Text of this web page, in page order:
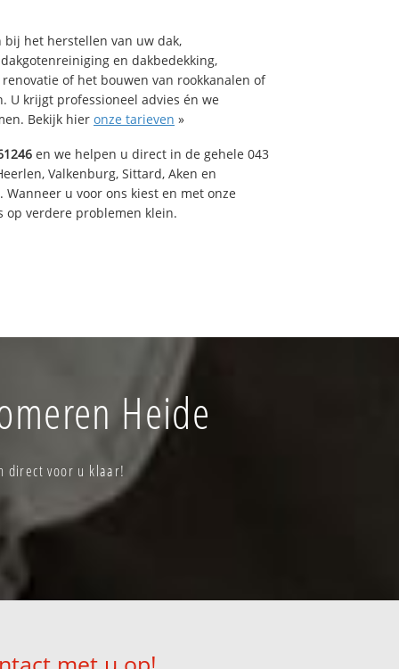
bij het herstellen van uw dak,
en dakbedekking,
of het bouwen van rookkanalen of
U krijgt professioneel advies én we
Bekijk hier onze tarieven »
en we helpen u direct in de gehele 043
Valkenburg, Sittard, Aken en
u voor ons kiest en met onze
op verdere problemen klein.
Heide
direct voor u klaar!